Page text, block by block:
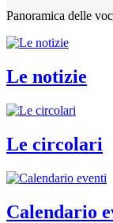
Panoramica delle
Le notizie
Le circolari
Calendario